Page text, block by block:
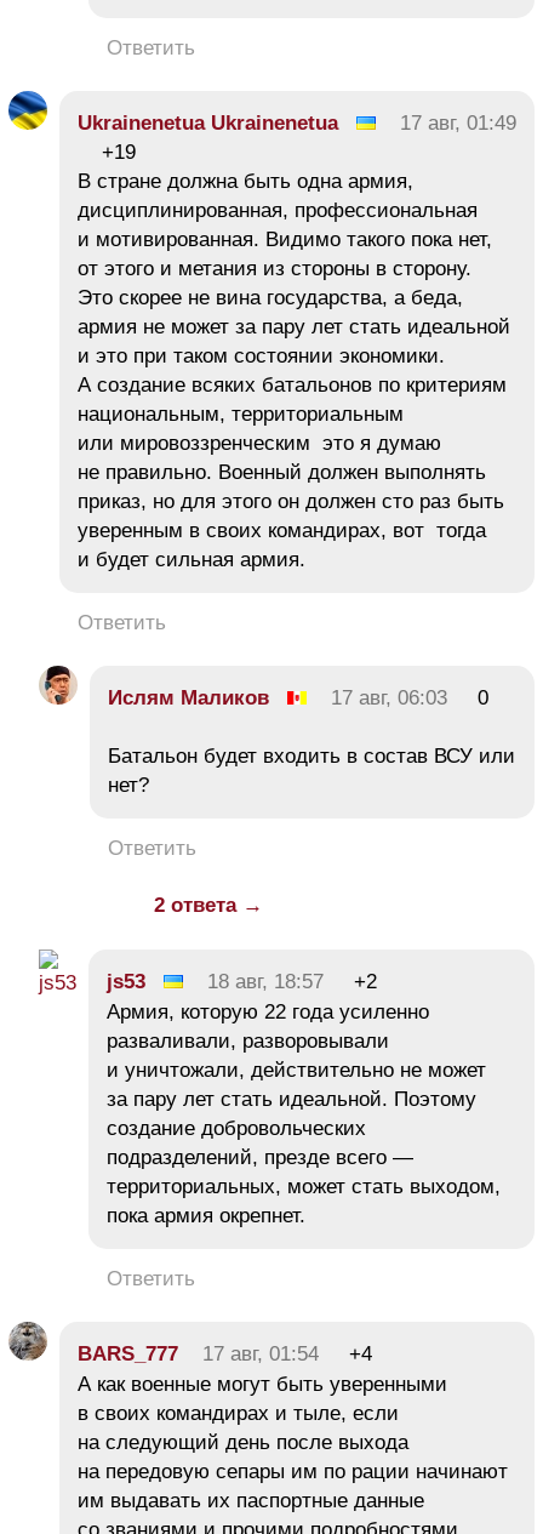
Ответить
Ukrainenetua Ukrainenetua
17 авг, 01:49
+19
В стране должна быть одна армия,
дисциплинированная, профессиональная
и мотивированная. Видимо такого пока нет,
от этого и метания из стороны в сторону.
Это скорее не вина государства, а беда,
армия не может за пару лет стать идеальной
и это при таком состоянии экономики.
А создание всяких батальонов по критериям
национальным, территориальным
или мировоззренческим это я думаю
не правильно. Военный должен выполнять
приказ, но для этого он должен сто раз быть
уверенным в своих командирах, вот тогда
и будет сильная армия.
Ответить
Ислям Маликов 17 авг, 06:03 0
Батальон будет входить в состав ВСУ или
нет?
Ответить
2 ответа →
js53 18 авг, 18:57
+2
Армия, которую 22 года усиленно
разваливали, разворовывали
и уничтожали, действительно не может
за пару лет стать идеальной. Поэтому
создание добровольческих
подразделений, презде всего —
территориальных, может стать выходом,
пока армия окрепнет.
Ответить
BARS_777 17 авг, 01:54
+4
А как военные могут быть уверенными
в своих командирах и тыле, если
на следующий день после выхода
на передовую сепары им по рации начинают
им выдавать их паспортные данные